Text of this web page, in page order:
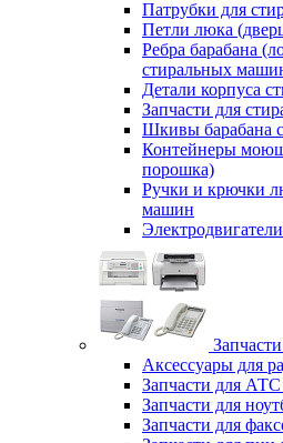
Патрубки для
Петли люка
Ребра барабана
стиральных
Детали корпуса
Запчасти для
Шкивы барабана
Контейнеры
порошка)
Ручки и крючки
машин
Аксессуары для
Запчасти для АТС
Запчасти для
Запчасти для